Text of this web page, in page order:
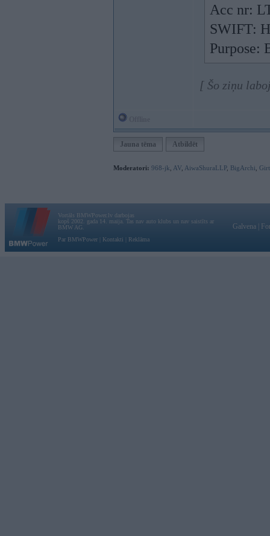
Acc nr:
SWIFT:
Purpose:
[ Šo ziņu
Jauna tēma Atbildēt
Moderatori: 968-jk AV AiwaShuraLLP, BigArchi
Vortāls BMWPower.lv darbojas
kopš 2002. gada 14. maija. Tas nav auto klubs un nav saistīts ar
BMW AG.
Par BMWPower
Kontakti Reklāma
Galvena